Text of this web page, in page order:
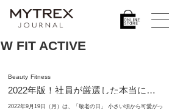
W FIT ACTIVE
Beauty Fitness
2022年版！ 社員が厳選した本当に喜ばれる敬老の日プレゼント
2022年9月19日（月）は、「敬老の日」 小さい頃から可愛がっ